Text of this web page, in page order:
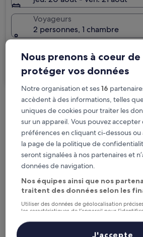
Voyageurs
2 personnes, 1 chambre
Rechercher
Options d’annulation
changement de
Gagnez des
nuit séjournée
Économisez plus grâce
Consultez les prix pour ces
Nous prenons à coeur de
protéger vos données
Notre organisation et ses16
accèdent à des informations, telles
uniques de cookies pour traiter les
sur un appareil. Vous pouvez accepter
préférences en cliquant ci-dessous
la page de la politique de
seront signalées à nos partenaires et
données de navigation.
Nos équipes ainsi que nos
traitent des données selon les
Utiliser des données de géolocalisation
les caractéristiques de l’appareil pour
personnalisés, mesure de performance des
études d’audience et développement de services.
J'accepte